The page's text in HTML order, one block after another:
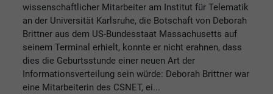
wissenschaftlicher Mitarbeiter am Institut für Telematik
an der Universität Karlsruhe, die Botschaft von Deborah
Brittner aus dem US-Bundesstaat Massachusetts auf
seinem Terminal erhielt, konnte er nicht erahnen, dass
dies die Geburtsstunde einer neuen Art der
Informationsverteilung sein würde: Deborah Brittner war
eine Mitarbeiterin des CSNET, ei...